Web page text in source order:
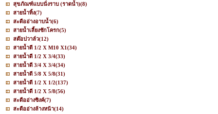
สุขภัณฑ์แบบนั่งราบ (ราดน้ำ)(8)
สายน้ำทิ้ง(7)
สะดืออ่างอาบน้ำ(6)
สายน้ำเลี้ยงชักโครก(5)
สต๊อปวาล์ว(12)
สายน้ำดี 1/2 X M10 X1(34)
สายน้ำดี 1/2 X 3/4(33)
สายน้ำดี 3/4 X 3/4(34)
สายน้ำดี 5/8 X 5/8(31)
สายน้ำดี 1/2 X 1/2(137)
สายน้ำดี 1/2 X 5/8(56)
สะดืออ่างซิงค์(7)
สะดืออ่างล้างหน้า(14)